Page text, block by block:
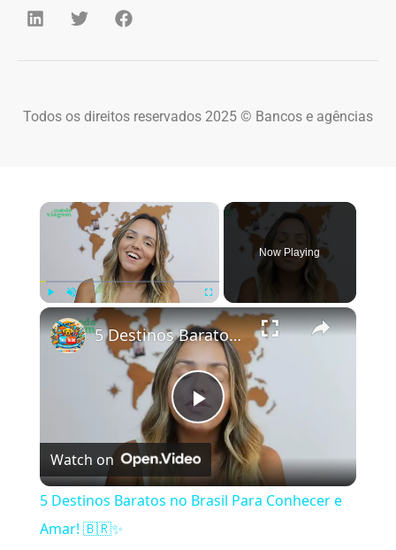
Todos os direitos reservados 2025 © Bancos e agências
×
Fullscreen
Now Playing
×
Play Video
5 Destinos Baratos no Brasil Para Conhecer e Amar! 🇧🇷✨
Watch on
5 Destinos Baratos no Brasil Para Conhecer e
Amar! 🇧🇷✨